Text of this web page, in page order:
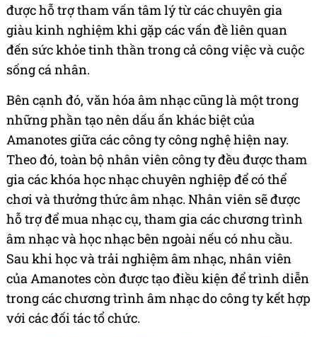
được hỗ trợ tham vấn tâm lý từ các chuyên gia
giàu kinh nghiệm khi gặp các vấn đề liên quan
đến sức khỏe tinh thần trong cả công việc và cuộc
sống cá nhân.
Bên cạnh đó, văn hóa âm nhạc cũng là một trong
những phần tạo nên dấu ấn khác biệt của
Amanotes giữa các công ty công nghệ hiện nay.
Theo đó, toàn bộ nhân viên công ty đều được tham
gia các khóa học nhạc chuyên nghiệp để có thể
chơi và thưởng thức âm nhạc. Nhân viên sẽ được
hỗ trợ để mua nhạc cụ, tham gia các chương trình
âm nhạc và học nhạc bên ngoài nếu có nhu cầu.
Sau khi học và trải nghiệm âm nhạc, nhân viên
của Amanotes còn được tạo điều kiện để trình diễn
trong các chương trình âm nhạc do công ty kết hợp
với các đối tác tổ chức.